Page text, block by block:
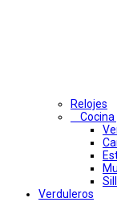
Relojes
Cocina
Verduleros